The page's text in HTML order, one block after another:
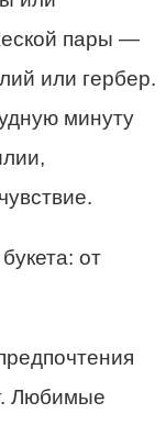
пары —
или гербер.
минуту
Любимые